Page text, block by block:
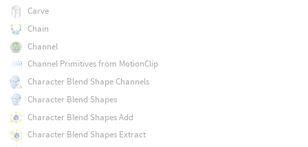
Carve
Chain
Channel
Channel Primitives from MotionClip
Character Blend Shape Channels
Character Blend Shapes
Character Blend Shapes Add
Character Blend Shapes Extract